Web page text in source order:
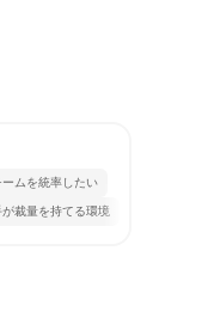
ームを統率したい
が裁量を持てる環境